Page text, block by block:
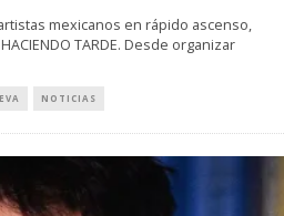
mexicanos en rápido ascenso,
TARDE. Desde organizar
NOTICIAS